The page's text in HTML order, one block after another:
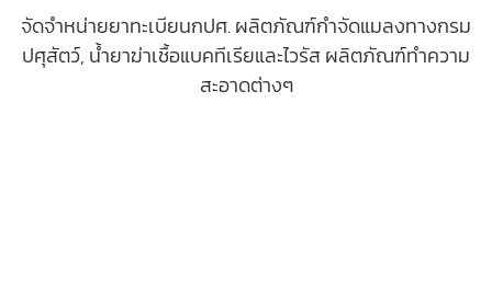
จัดจำหน่ายยาทะเบียนกปศ. ผลิตภัณฑ์กำจัดแมลงทางกรม
ปศุสัตว์, น้ำยาฆ่าเชื้อแบคทีเรียและไวรัส ผลิตภัณฑ์ทำความ
สะอาดต่างๆ